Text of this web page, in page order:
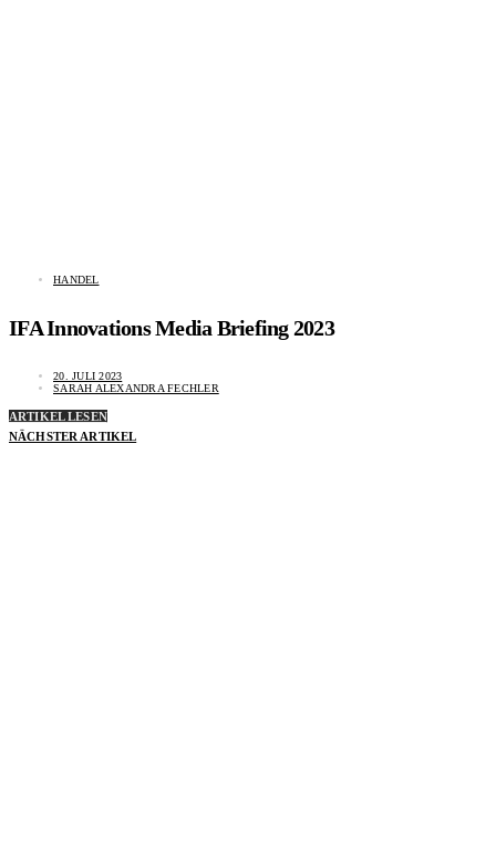
HANDEL
IFA Innovations Media Briefing 2023
20. JULI 2023
SARAH ALEXANDRA FECHLER
ARTIKEL LESEN
NÄCHSTER ARTIKEL